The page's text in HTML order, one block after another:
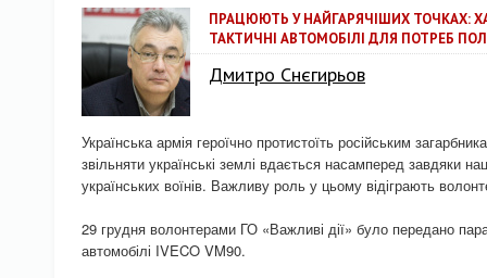
ПРАЦЮЮТЬ У НАЙГАРЯЧІШИХ ТОЧКАХ:
ТАКТИЧНІ АВТОМОБІЛІ ДЛЯ ПОТРЕБ
Дмитро Снєгирьов
Українська армія героїчно протистоїть російським
звільняти українські землі вдається насамперед завдяки
українських воїнів. Важливу роль у цьому відіграють
29 грудня волонтерами ГО «Важливі дії» було передано
автомобілі IVECO VM90.